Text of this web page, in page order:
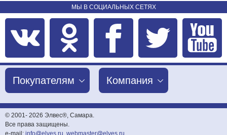
МЫ В СОЦИАЛЬНЫХ СЕТЯХ
Покупателям Компания
© 2001- 2026 Элвес®, Самара.
Все права защищены.
e-mail: info@elves.ru webmaster@elves.ru